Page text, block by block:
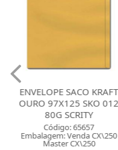
ENVELOPE SACO KRAFT
OURO 97X125 SKO 012
80G SCRITY
Código: 65657
Embalagem: Venda CX\250
Master CX\250